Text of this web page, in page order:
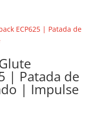
| Patada de
| Impulse